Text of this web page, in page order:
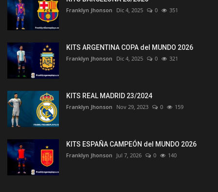
Franklyn Jhonson Dic 4, 2025 0 351
KITS ARGENTINA COPA del MUNDO 2026
Franklyn Jhonson Dic 4, 2025 0 321
KITS REAL MADRID 23/2024
Franklyn Jhonson Nov 29, 2023 0 159
KITS ESPAÑA CAMPEÓN del MUNDO 2026
Franklyn Jhonson Jul 7, 2026 0 140